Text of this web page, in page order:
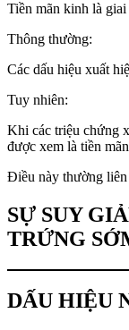
Tiền mãn kinh là
Thông thường:
Các dấu hiệu xuất
Tuy nhiên:
Khi các triệu chứng
được xem là tiền
Điều này thường liên
SỰ SUY
TRỨNG
DẤU HIỆU